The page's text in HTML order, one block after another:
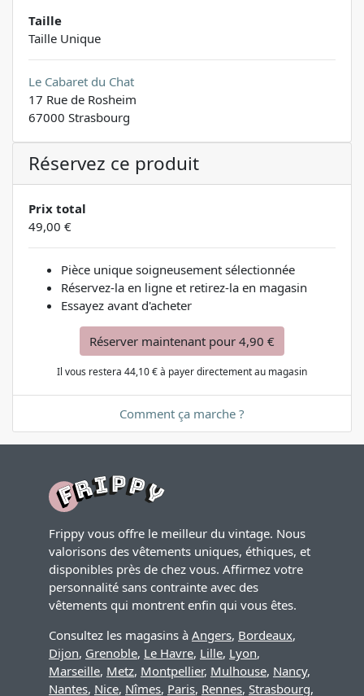
Taille
Taille Unique
Le Cabaret du Chat
17 Rue de Rosheim
67000 Strasbourg
Réservez ce produit
Prix total
49,00 €
Pièce unique soigneusement sélectionnée
Réservez-la en ligne et retirez-la en magasin
Essayez avant d'acheter
Réserver maintenant pour 4,90 €
Il vous restera 44,10 € à payer directement au magasin
Comment ça marche ?
Frippy vous offre le meilleur du vintage. Nous
valorisons des vêtements uniques, éthiques, et
disponibles près de chez vous. Affirmez votre
personnalité sans contrainte avec des
vêtements qui montrent enfin qui vous êtes.
Consultez les magasins à Angers, Bordeaux,
Dijon, Grenoble, Le Havre, Lille, Lyon,
Marseille, Metz, Montpellier, Mulhouse, Nancy,
Nantes, Nice, Nîmes, Paris, Rennes, Strasbourg,